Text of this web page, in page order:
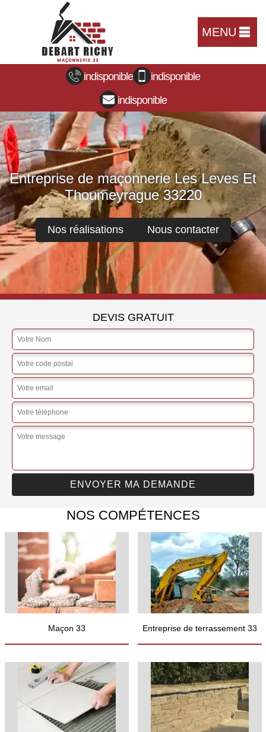
MENU
indisponible
indisponible
indisponible
Entreprise de maçonnerie Les Leves Et
Thoumeyrague 33220
Nos réalisations Nous contacter
DEVIS GRATUIT
NOS COMPÉTENCES
Maçon 33 Entreprise de terrassement 33